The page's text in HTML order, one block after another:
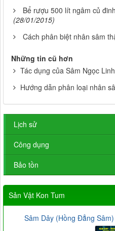
Bể rượu 500 lít ngâm củ
(28/01/2015)
Cách phân biệt nhân sâm
Những tin cũ hơn
Tác dụng của Sâm Ngọc Linh
Hướng dẫn phân loại nhân
Lịch sử
Công dụng
Bảo tồn
Sản Vật Kon Tum
Sâm Dây (Hồng Đẳng